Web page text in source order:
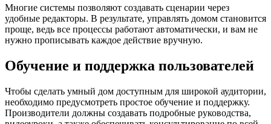
Многие системы позволяют создавать сценарии через
удобные редакторы. В результате, управлять домом становится
проще, ведь все процессы работают автоматически, и вам не
нужно прописывать каждое действие вручную.
Обучение и поддержка пользователей
Чтобы сделать умный дом доступным для широкой аудитории,
необходимо предусмотреть простое обучение и поддержку.
Производители должны создавать подробные руководства,